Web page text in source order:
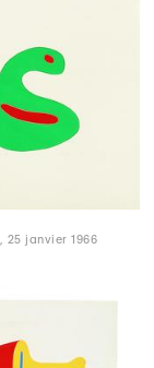
, 25 janvier 1966